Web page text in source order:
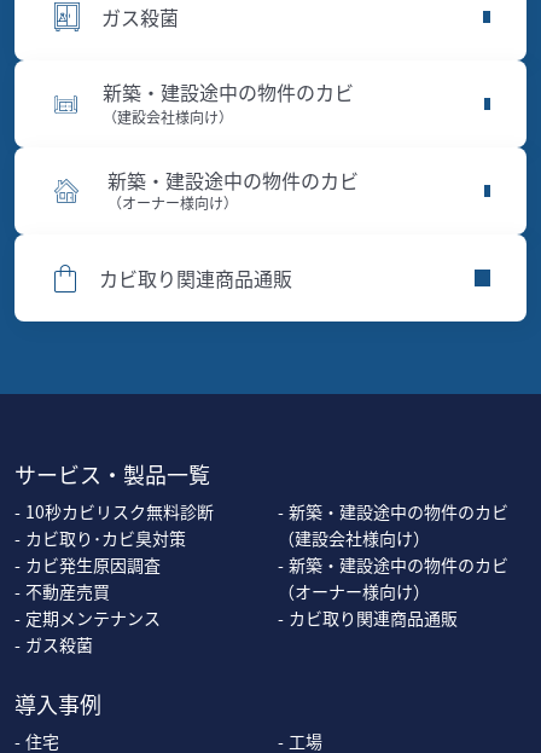
ガス殺菌
新築・建設途中の物件のカビ
（建設会社様向け）
新築・建設途中の物件のカビ
（オーナー様向け）
カビ取り関連商品通販
サービス・製品一覧
10秒カビリスク無料診断
カビ取り･カビ臭対策
カビ発生原因調査
不動産売買
定期メンテナンス
ガス殺菌
新築・建設途中の物件のカビ
（建設会社様向け）
新築・建設途中の物件のカビ
（オーナー様向け）
カビ取り関連商品通販
導入事例
住宅
工場